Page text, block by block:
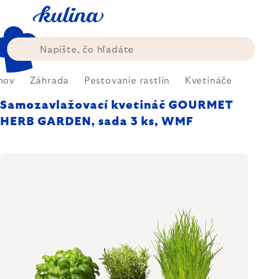
obsah
Záhrada Pestovanie rastlín Kvetináče
Samozavlažovací kvetináč GOURMET
HERB GARDEN, sada 3 ks, WMF